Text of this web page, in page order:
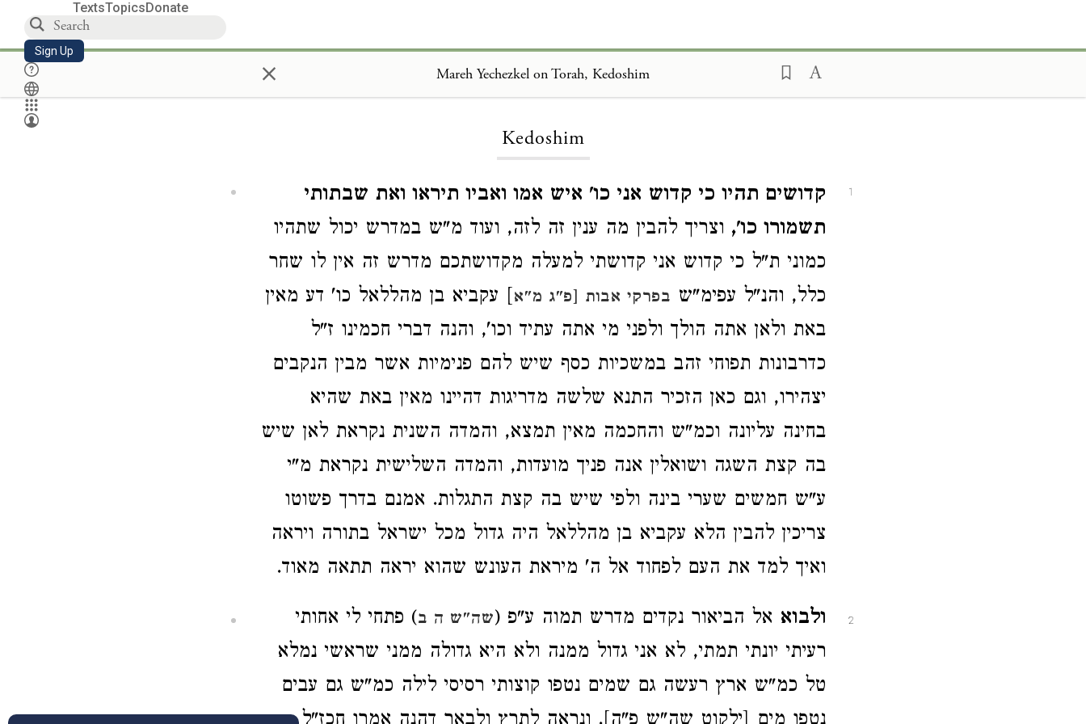
TextsTopicsDonate
Sign Up × Mareh Yechezkel on Torah, Kedoshim
Kedoshim
1
קדושים תהיו כי קדוש אני כו' איש אמו ואביו תיראו ואת שבתותי
תשמורו כו', וצריך להבין מה ענין זה לזה, ועוד מ"ש במדרש יכול שתהיו
כמוני ת"ל כי קדוש אני קדושתי למעלה מקדושתכם מדרש זה אין לו שחר
כלל, והנ"ל עפימ"ש בפרקי אבות [פ"ג מ"א] עקביא בן מהללאל כו' דע מאין
באת ולאן אתה הולך ולפני מי אתה עתיד וכו', והנה דברי חכמינו ז"ל
כדרבונות תפוחי זהב במשכיות כסף שיש להם פנימיות אשר מבין הנקבים
יצהירו, וגם כאן הזכיר התנא שלשה מדריגות דהיינו מאין באת שהיא
בחינה עליונה וכמ"ש והחכמה מאין תמצא, והמדה השנית נקראת לאן שיש
בה קצת השגה ושואלין אנה פניך מועדות, והמדה השלישית נקראת מ"י
ע"ש חמשים שערי בינה ולפי שיש בה קצת התגלות. אמנם בדרך פשוטו
צריכין להבין הלא עקביא בן מהללאל היה גדול מכל ישראל בתורה ויראה
ואיך למד את העם לפחוד אל ה' מיראת העונש שהוא יראה תתאה מאוד.
2 ולבוא אל הביאור נקדים מדרש תמוה ע"פ (שה"ש ה ב) פתחי לי אחותי
רעיתי יונתי תמתי, לא אני גדול ממנה ולא היא גדולה ממני שראשי נמלא
טל כמ"ש ארץ רעשה גם שמים נטפו קוצותי רסיסי לילה כמ"ש גם עבים